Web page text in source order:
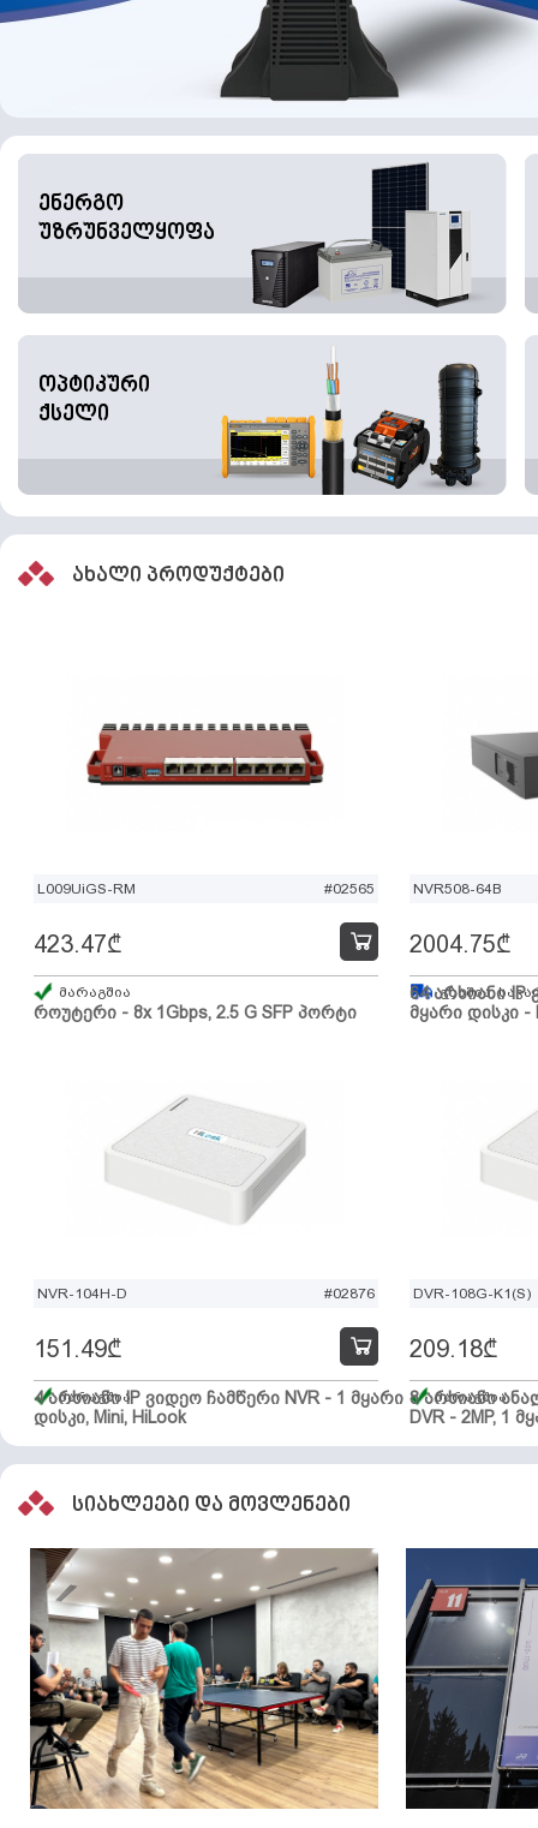
ენერგო
უზრუნველყოფა
ოპტიკური
ქსელი
ახალი პროდუქტები
L009UiGS-RM #02565
როუტერი - 8x 1Gbps, 2.5 G SFP პორტი
423.47₾
მარაგშია
NVR508-64B
64 არხიანი IP
მყარი დისკი -
2004.75₾
გზაშია,
NVR-104H-D #02876
4 არხიანი IP ვიდეო ჩამწერი NVR - 1 მყარი
დისკი, Mini, HiLook
151.49₾
მარაგშია
DVR-108G-K1(S)
8 არხიანი
DVR - 2MP, 1
209.18₾
მარაგშია
სიახლეები და მოვლენები